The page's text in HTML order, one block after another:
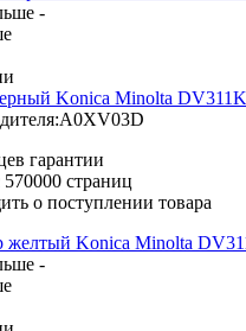
-
Konica Minolta DV311K
A0XV03D
гарантии
570000 страниц
о поступлении товара
-